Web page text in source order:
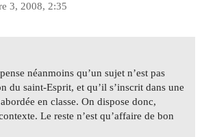
3, 2008, 2:35
néanmoins qu’un sujet n’est pas
du saint-Esprit, et qu’il s’inscrit dans une
en classe. On dispose donc,
Le reste n’est qu’affaire de bon